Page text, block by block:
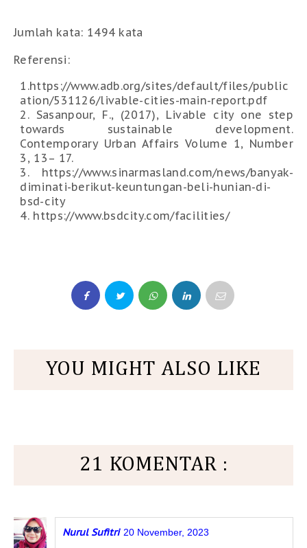
Jumlah kata: 1494 kata
Referensi:
1.https://www.adb.org/sites/default/files/public
ation/531126/livable-cities-main-report.pdf
2. Sasanpour, F., (2017), Livable city one step
towards sustainable development.
Contemporary Urban Affairs Volume 1, Number
3, 13– 17.
3. https://www.sinarmasland.com/news/banyak-
diminati-berikut-keuntungan-beli-hunian-di-
bsd-city
4. https://www.bsdcity.com/facilities/
YOU MIGHT ALSO LIKE
21 KOMENTAR :
Nurul Sufitri 20 November, 2023